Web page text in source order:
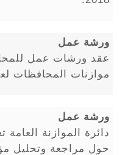
ورشة عمل
عقد ورشات عمل
موازنات المحافظات لعام
ورشة عمل
دائرة الموازنة
حول مراجعة وتحليل